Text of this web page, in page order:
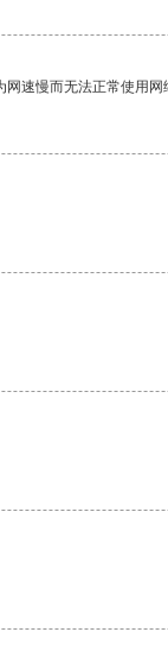
速慢而无法正常使用网